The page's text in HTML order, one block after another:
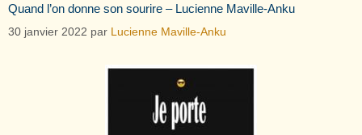
Quand l’on donne son sourire – Lucienne Maville-Anku
30 janvier 2022 par Lucienne Maville-Anku